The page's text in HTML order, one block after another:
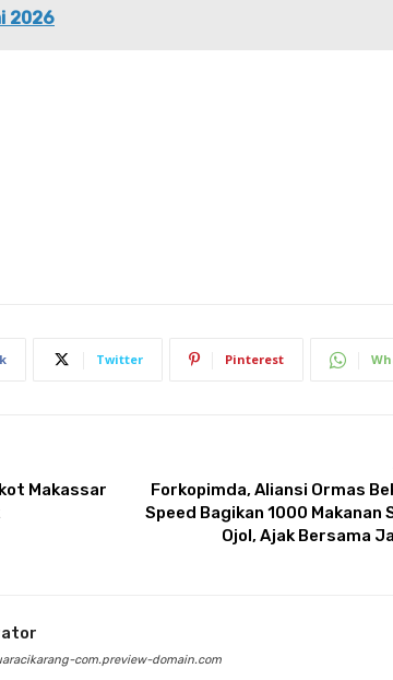
2026
Twitter Pinterest
Makassar
Forkopimda, Aliansi Ormas
Speed Bagikan 1000 Makanan
Ojol, Ajak Bersama
com.preview-domain.com